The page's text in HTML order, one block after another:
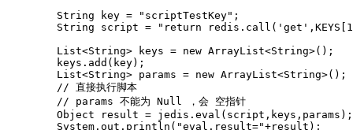
        String key = "scriptTestKey";
String script = "return
        List<String> keys = new ArrayList<String>();
        keys.add(key);
        List<String> params = new ArrayList<String>();
        // 直接执行脚本
        // params 不能为 Null ，会 空指针
        Object result = jedis.eval(script,keys,params);
        System.out.println("eval.result="+result);